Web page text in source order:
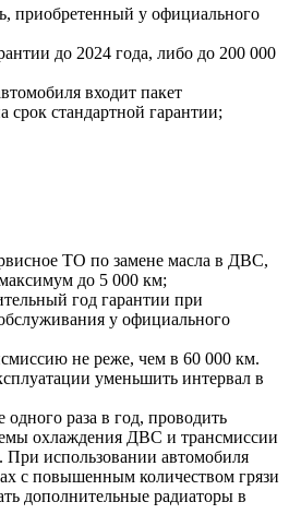
приобретенный у официального
до 2024 года, либо до 200 000
входит пакет
стандартной гарантии;
ТО по замене масла в ДВС,
до 5 000 км;
год гарантии при
у официального
не реже, чем в 60 000 км.
уменьшить интервал в
одного раза в год, проводить
охлаждения ДВС и трансмиссии
При использовании автомобиля
с повышенным количеством грязи
дополнительные радиаторы в